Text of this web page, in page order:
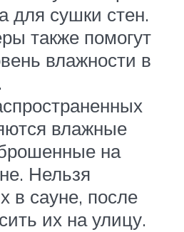
для сушки стен.
также помогут
влажности в
влажные
на
Нельзя
в сауне, после
их на улицу.